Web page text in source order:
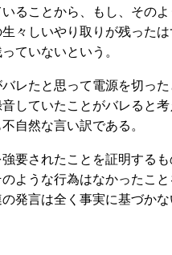
ることから、もし、その
々しいやり取りが残った
ていないという。
レたと思って電源を切った
していたことがバレると
自然な言い訳である。
要されたことを証明する
ような行為はなかったこ
発言は全く事実に基づか